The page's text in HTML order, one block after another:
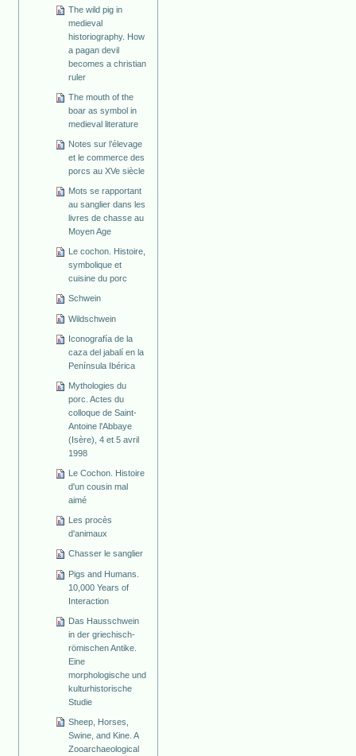
The wild pig in
medieval
historiography. How
a pagan devil
becomes a christian
ruler
The mouth of the
boar as symbol in
medieval literature
Notes sur l’élevage
et le commerce des
porcs au XVe siècle
Mots se rapportant
au sanglier dans les
livres de chasse au
Moyen Age
Le cochon. Histoire,
symbolique et
cuisine du porc
Schwein
Wildschwein
Iconografía de la
caza del jabalí en la
Península Ibérica
Mythologies du
porc. Actes du
colloque de Saint-
Antoine l'Abbaye
(Isère), 4 et 5 avril
1998
Le Cochon. Histoire
d'un cousin mal
aimé
Les procès
d'animaux
Chasser le sanglier
Pigs and Humans.
10,000 Years of
Interaction
Das Hausschwein
in der griechisch-
römischen Antike.
Eine
morphologische und
kulturhistorische
Studie
Sheep, Horses,
Swine, and Kine. A
Zooarchaeological